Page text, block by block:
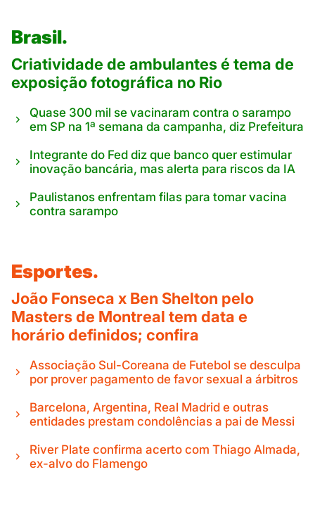
Brasil.
Criatividade de ambulantes é tema de
exposição fotográfica no Rio
Quase 300 mil se vacinaram contra o sarampo
em SP na 1ª semana da campanha, diz Prefeitura
Integrante do Fed diz que banco quer estimular
inovação bancária, mas alerta para riscos da IA
Paulistanos enfrentam filas para tomar vacina
contra sarampo
Esportes.
João Fonseca x Ben Shelton pelo
Masters de Montreal tem data e
horário definidos; confira
Associação Sul-Coreana de Futebol se desculpa
por prover pagamento de favor sexual a árbitros
Barcelona, Argentina, Real Madrid e outras
entidades prestam condolências a pai de Messi
River Plate confirma acerto com Thiago Almada,
ex-alvo do Flamengo